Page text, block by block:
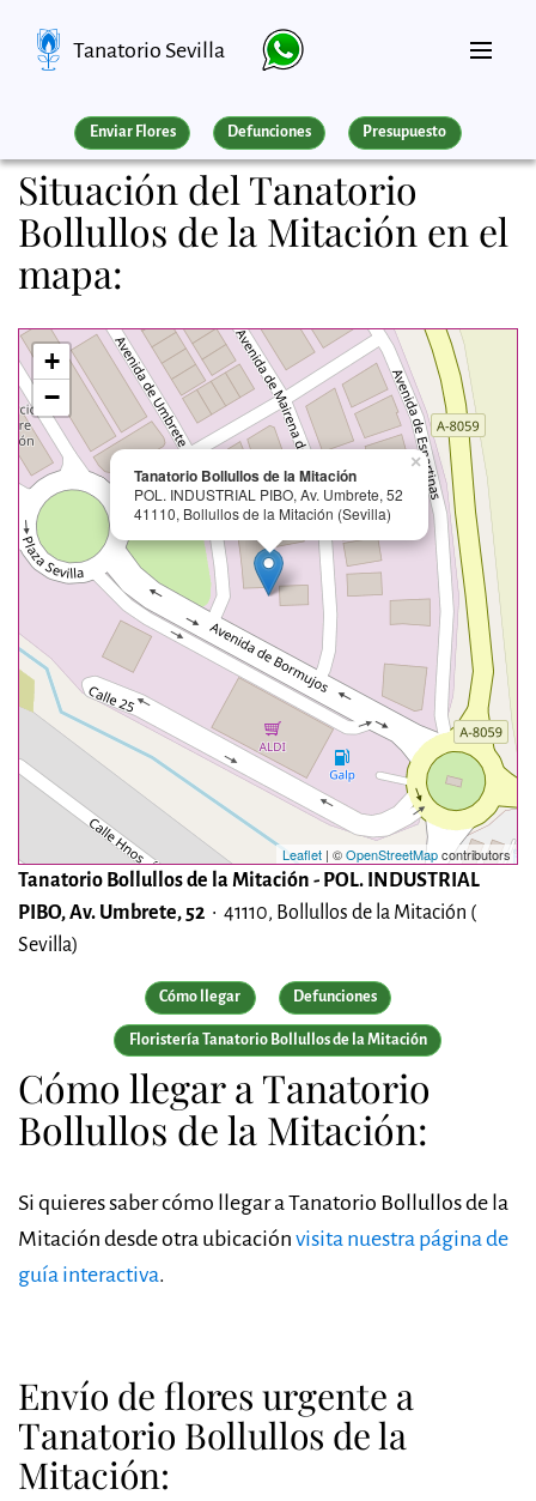
Tanatorio Sevilla
Enviar Flores Defunciones Presupuesto
Situación del Tanatorio
Bollullos de la Mitación en el
mapa:
Tanatorio Bollullos de la Mitación
POL. INDUSTRIAL PIBO, Av. Umbrete, 52
41110, Bollullos de la Mitación (Sevilla)
×
+
−
Leaflet | ©OpenStreetMapcontributors
Tanatorio Bollullos de la Mitación - POL. INDUSTRIAL
PIBO, Av. Umbrete, 52 • 41110, Bollullos de la Mitación (
Sevilla)
Cómo llegar Defunciones
Floristería Tanatorio Bollullos de la Mitación
Cómo llegar a Tanatorio
Bollullos de la Mitación:
Si quieres saber cómo llegar a Tanatorio Bollullos de la
Mitación desde otra ubicación visita nuestra página de
guía interactiva.
Envío de flores urgente a
Tanatorio Bollullos de la
Mitación: